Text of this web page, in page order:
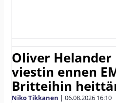
Oliver
viestin ennen
Britteihin
Niko Tikkanen | 06.08.2026 16:10